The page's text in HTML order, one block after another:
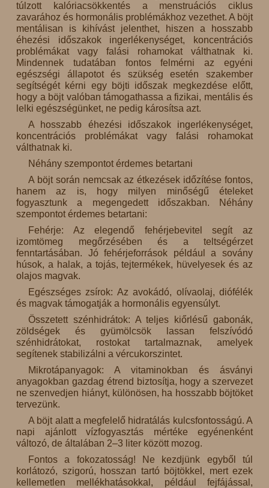
túlzott kalóriacsökkentés a menstruációs ciklus
zavarához és hormonális problémákhoz vezethet. A böjt
mentálisan is kihívást jelenthet, hiszen a hosszabb
éhezési időszakok ingerlékenységet, koncentrációs
problémákat vagy falási rohamokat válthatnak ki.
Mindennek tudatában fontos felmérni az egyéni
egészségi állapotot és szükség esetén szakember
segítségét kérni egy böjti időszak megkezdése előtt,
hogy a böjt valóban támogathassa a fizikai, mentális és
lelki egészségünket, ne pedig károsítsa azt.
A hosszabb éhezési időszakok ingerlékenységet,
koncentrációs problémákat vagy falási rohamokat
válthatnak ki.
Néhány szempontot érdemes betartani
A böjt során nemcsak az étkezések időzítése fontos,
hanem az is, hogy milyen minőségű ételeket
fogyasztunk a megengedett időszakban. Néhány
szempontot érdemes betartani:
Fehérje: Az elegendő fehérjebevitel segít az
izomtömeg megőrzésében és a teltségérzet
fenntartásában. Jó fehérjeforrások például a sovány
húsok, a halak, a tojás, tejtermékek, hüvelyesek és az
olajos magvak.
Egészséges zsírok: Az avokádó, olívaolaj, diófélék
és magvak támogatják a hormonális egyensúlyt.
Összetett szénhidrátok: A teljes kiőrlésű gabonák,
zöldségek és gyümölcsök lassan felszívódó
szénhidrátokat, rostokat tartalmaznak, amelyek
segítenek stabilizálni a vércukorszintet.
Mikrotápanyagok: A vitaminokban és ásványi
anyagokban gazdag étrend biztosítja, hogy a szervezet
ne szenvedjen hiányt, különösen, ha hosszabb böjtöket
tervezünk.
A böjt alatt a megfelelő hidratálás kulcsfontosságú. A
napi ajánlott vízfogyasztás mértéke egyénenként
változó, de általában 2–3 liter között mozog.
Fontos a fokozatosság! Ne kezdjünk egyből túl
korlátozó, szigorú, hosszan tartó böjtökkel, mert ezek
kellemetlen mellékhatásokkal, például fejfájással,